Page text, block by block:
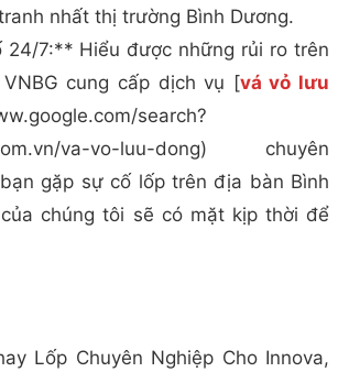
nhất thị trường Bình Dương.
7:** Hiểu được những rủi ro trên
cung cấp dịch vụ [vá vỏ lưu
search?
va-vo-luu-dong) chuyên
gặp sự cố lốp trên địa bàn Bình
chúng tôi sẽ có mặt kịp thời để
Lốp Chuyên Nghiệp Cho Innova,